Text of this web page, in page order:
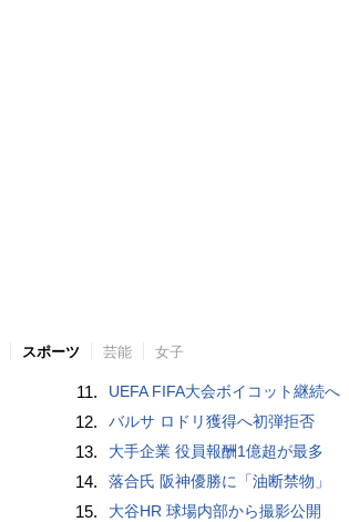
スポーツ 芸能 女子
11. UEFA FIFA大会ボイコット継続へ
12. バルサ ロドリ獲得へ初弾拒否
13. 大手企業 役員報酬1億超が最多
14. 落合氏 阪神優勝に「油断禁物」
15. 大谷HR 球場内部から撮影公開